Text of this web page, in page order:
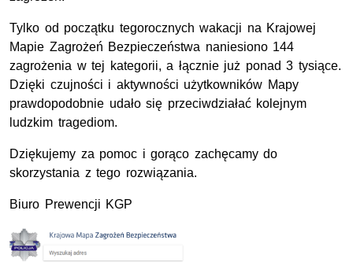
Tylko od początku tegorocznych wakacji na Krajowej
Mapie Zagrożeń Bezpieczeństwa naniesiono 144
zagrożenia w tej kategorii, a łącznie już ponad 3 tysiące.
Dzięki czujności i aktywności użytkowników Mapy
prawdopodobnie udało się przeciwdziałać kolejnym
ludzkim tragediom.
Dziękujemy za pomoc i gorąco zachęcamy do
skorzystania z tego rozwiązania.
Biuro Prewencji KGP